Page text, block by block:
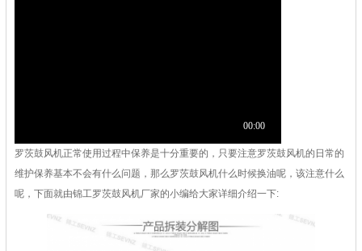
罗茨鼓风机正常使用过程中保养是十分重要的，只要注意罗茨鼓风机的日常的
维护保养基本不会有什么问题，那么罗茨鼓风机什么时候换油呢，该注意什么
呢，下面就由锦工罗茨鼓风机厂家的小编给大家详细介绍一下: